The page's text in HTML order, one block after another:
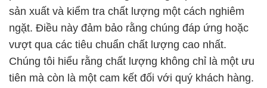
sản xuất và kiểm tra chất lượng một cách nghiêm
ngặt. Điều này đảm bảo rằng chúng đáp ứng hoặc
vượt qua các tiêu chuẩn chất lượng cao nhất.
Chúng tôi hiểu rằng chất lượng không chỉ là một ưu
tiên mà còn là một cam kết đối với quý khách hàng.